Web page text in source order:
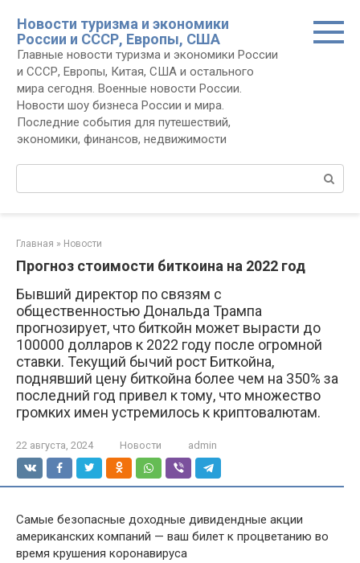
контенту
Новости туризма и экономики
России и СССР, Европы, США
Главные новости туризма и экономики России
и СССР, Европы, Китая, США и остального
мира сегодня. Военные новости России.
Новости шоу бизнеса России и мира.
Последние события для путешествий,
экономики, финансов, недвижимости
Поиск:
Главная » Новости
Прогноз стоимости биткоина на 2022 год
Бывший директор по связям с
общественностью Дональда Трампа
прогнозирует, что биткойн может вырасти до
100000 долларов к 2022 году после огромной
ставки. Текущий бычий рост Биткойна,
поднявший цену биткойна более чем на 350% за
последний год привел к тому, что множество
громких имен устремилось к криптовалютам.
22 августа, 2024 Новости admin
Самые безопасные доходные дивидендные акции
американских компаний — ваш билет к процветанию во
время крушения коронавируса